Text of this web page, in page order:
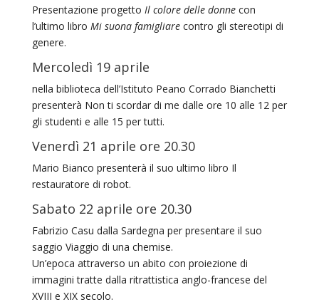
Presentazione progetto Il colore delle donnecon
l’ultimo libro Mi suona famigliarecontro gli stereotipi di
genere.
Mercoledì 19 aprile
nella biblioteca dell’Istituto Peano Corrado Bianchetti
presenterà Non ti scordar di me dalle ore 10 alle 12 per
gli studenti e alle 15 per tutti.
Venerdì 21 aprile ore 20.30
Mario Bianco presenterà il suo ultimo libro Il
restauratore di robot.
Sabato 22 aprile ore 20.30
Fabrizio Casu dalla Sardegna per presentare il suo
saggio Viaggio di una chemise.
Un’epoca attraverso un abito con proiezione di
immagini tratte dalla ritrattistica anglo-francese del
XVIII e XIX secolo.